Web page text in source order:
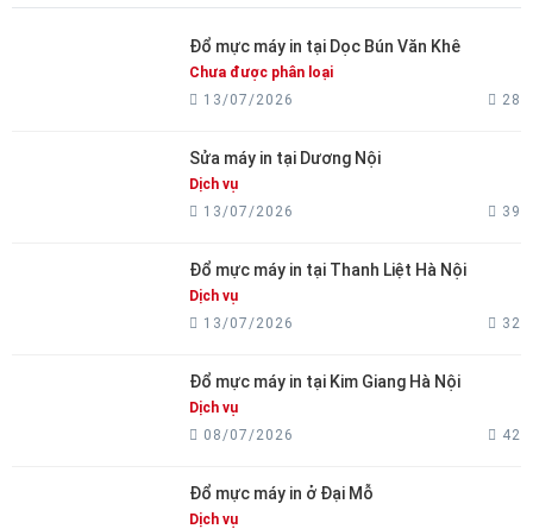
Đổ mực máy in tại Dọc Bún Văn Khê
Chưa được phân loại
13/07/2026
28
Sửa máy in tại Dương Nội
Dịch vụ
13/07/2026
39
Đổ mực máy in tại Thanh Liệt Hà Nội
Dịch vụ
13/07/2026
32
Đổ mực máy in tại Kim Giang Hà Nội
Dịch vụ
08/07/2026
42
Đổ mực máy in ở Đại Mỗ
Dịch vụ